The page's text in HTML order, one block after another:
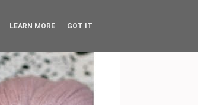
LEARN MORE GOT IT